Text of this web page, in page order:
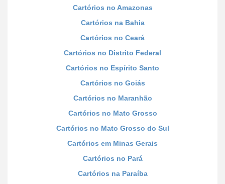
Cartórios no Amazonas
Cartórios na Bahia
Cartórios no Ceará
Cartórios no Distrito Federal
Cartórios no Espírito Santo
Cartórios no Goiás
Cartórios no Maranhão
Cartórios no Mato Grosso
Cartórios no Mato Grosso do Sul
Cartórios em Minas Gerais
Cartórios no Pará
Cartórios na Paraíba